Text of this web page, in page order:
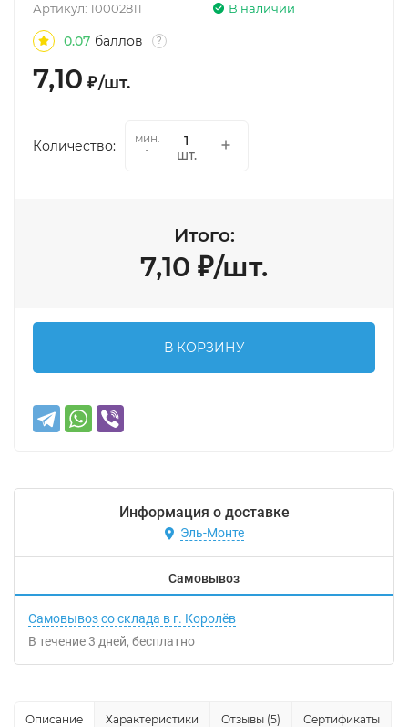
В наличии
Артикул: 10002811
0.07 баллов ?
7,10 ₽/шт.
Количество:
мин.
1
шт.
Итого:
7,10 ₽/шт.
В КОРЗИНУ
Информация о доставке
Эль-Монте
Самовывоз
Самовывоз со склада в г. Королёв
В течение3 дней Бесплатно
Описание Характеристики Отзывы (5) Сертификаты